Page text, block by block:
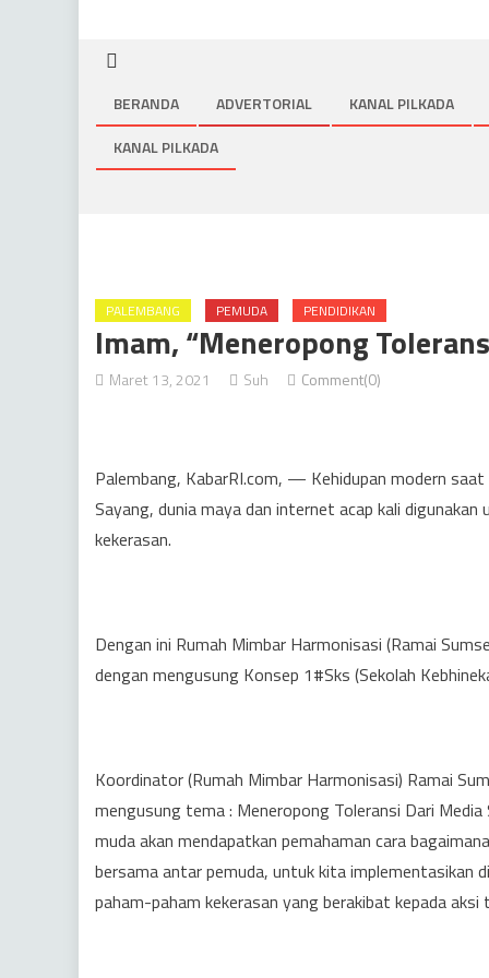
BERANDA ADVERTORIAL
KANAL PILKADA
KANAL PILKADA
PALEMBANG PEMUDA PENDIDIKAN
Imam, “Meneropong
Maret 13, 2021 Suh Comment(0)
Palembang, KabarRI.com, — Kehidupan modern
Sayang, dunia maya dan internet acap kali
kekerasan.
Dengan ini Rumah Mimbar Harmonisasi (Ramai
dengan mengusung Konsep 1#Sks (Sekolah
Koordinator (Rumah Mimbar Harmonisasi) Ramai
mengusung tema : Meneropong Toleransi Dari
muda akan mendapatkan pemahaman cara
bersama antar pemuda, untuk kita
paham-paham kekerasan yang berakibat kepada aksi